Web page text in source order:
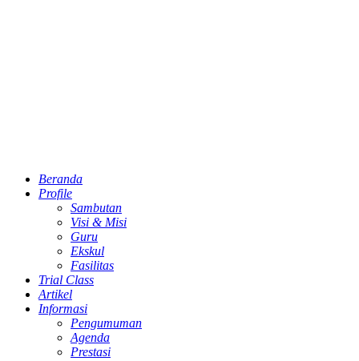
Beranda
Profile
Sambutan
Visi & Misi
Guru
Ekskul
Fasilitas
Trial Class
Artikel
Informasi
Pengumuman
Agenda
Prestasi